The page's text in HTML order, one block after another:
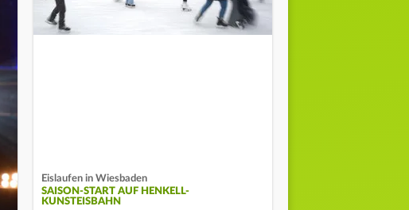
Eislaufen in Wiesbaden
SAISON-START AUF HENKELL-
KUNSTEISBAHN